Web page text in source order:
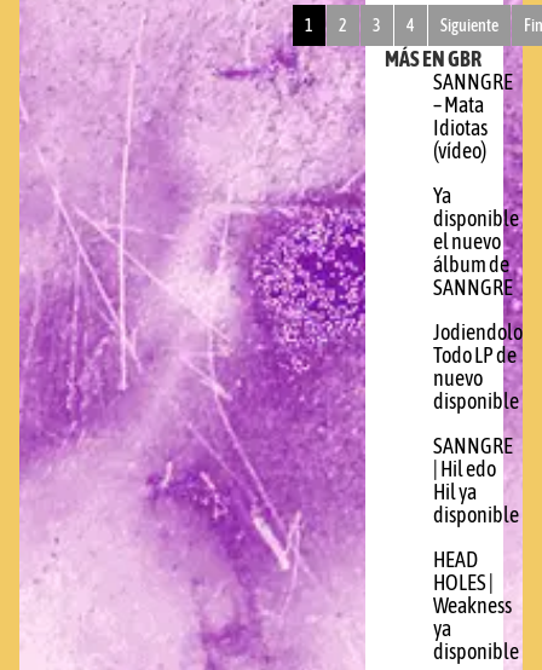
1 2 3 4 Siguiente
MÁS EN GBR
SANNGRE
– Mata
Idiotas
(vídeo)
Ya
disponible
el nuevo
álbum de
SANNGRE
Jodiendolo
Todo LP de
nuevo
disponible
SANNGRE
| Hil edo
Hil ya
disponible
HEAD
HOLES |
Weakness
ya
disponible